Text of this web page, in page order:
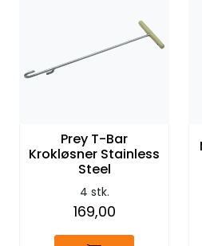
Prey T-Bar
Krokløsner Stainless
Steel
4 stk.
169,00